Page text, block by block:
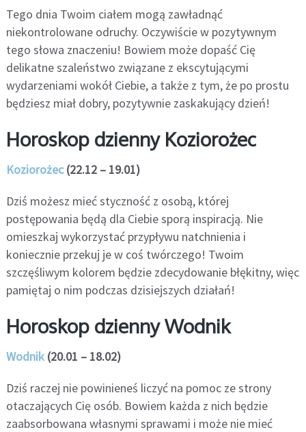
Tego dnia Twoim ciałem mogą zawładnąć
niekontrolowane odruchy. Oczywiście w pozytywnym
tego słowa znaczeniu! Bowiem może dopaść Cię
delikatne szaleństwo związane z ekscytującymi
wydarzeniami wokół Ciebie, a także z tym, że po prostu
będziesz miał dobry, pozytywnie zaskakujący dzień!
Horoskop dzienny Koziorożec
Koziorożec(22.12 – 19.01)
Dziś możesz mieć styczność z osobą, której
postępowania będą dla Ciebie sporą inspiracją. Nie
omieszkaj wykorzystać przypływu natchnienia i
koniecznie przekuj je w coś twórczego! Twoim
szczęśliwym kolorem będzie zdecydowanie błękitny, więc
pamiętaj o nim podczas dzisiejszych działań!
Horoskop dzienny Wodnik
Wodnik(20.01 – 18.02)
Dziś raczej nie powinieneś liczyć na pomoc ze strony
otaczających Cię osób. Bowiem każda z nich będzie
zaabsorbowana własnymi sprawami i może nie mieć